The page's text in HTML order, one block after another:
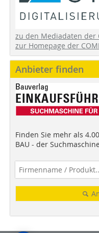
zu den Mediadaten der
zur Homepage der
Anbieter finden
Finden Sie mehr als
BAU - der